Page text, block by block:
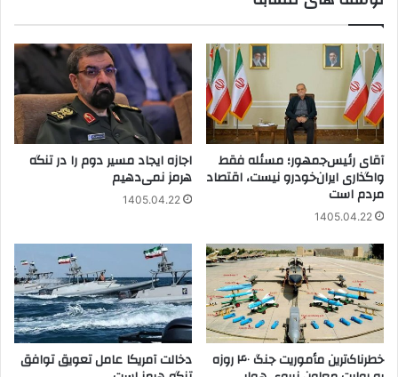
آقای رئیس‌جمهور؛ مسئله فقط
واگذاری ایران‌خودرو نیست، اقتصاد
مردم است
1405.04.22
اجازه ایجاد مسیر دوم را در تنگه
هرمز نمی‌دهیم
1405.04.22
خطرناک‌ترین مأموریت جنگ ۴۰ روزه دخالت آمریکا عامل تعویق توافق